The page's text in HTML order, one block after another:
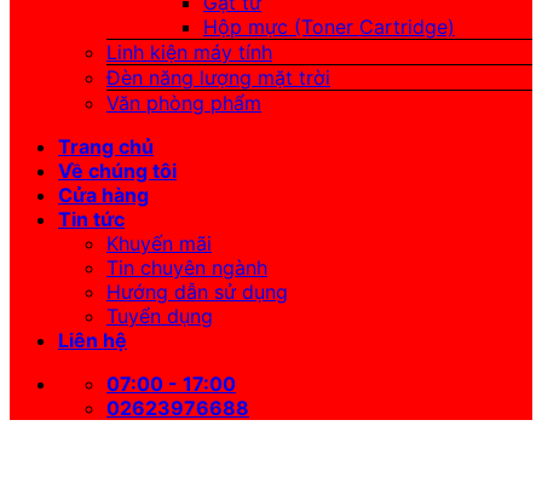
Hộp mực (Toner Cartridge)
Linh kiện máy tính
Đèn năng lượng mặt trời
Văn phòng phẩm
Trang chủ
Về chúng tôi
Cửa hàng
Tin tức
Khuyến mãi
Tin chuyên ngành
Hướng dẫn sử dụng
Tuyển dụng
Liên hệ
07:00 - 17:00
02623976688